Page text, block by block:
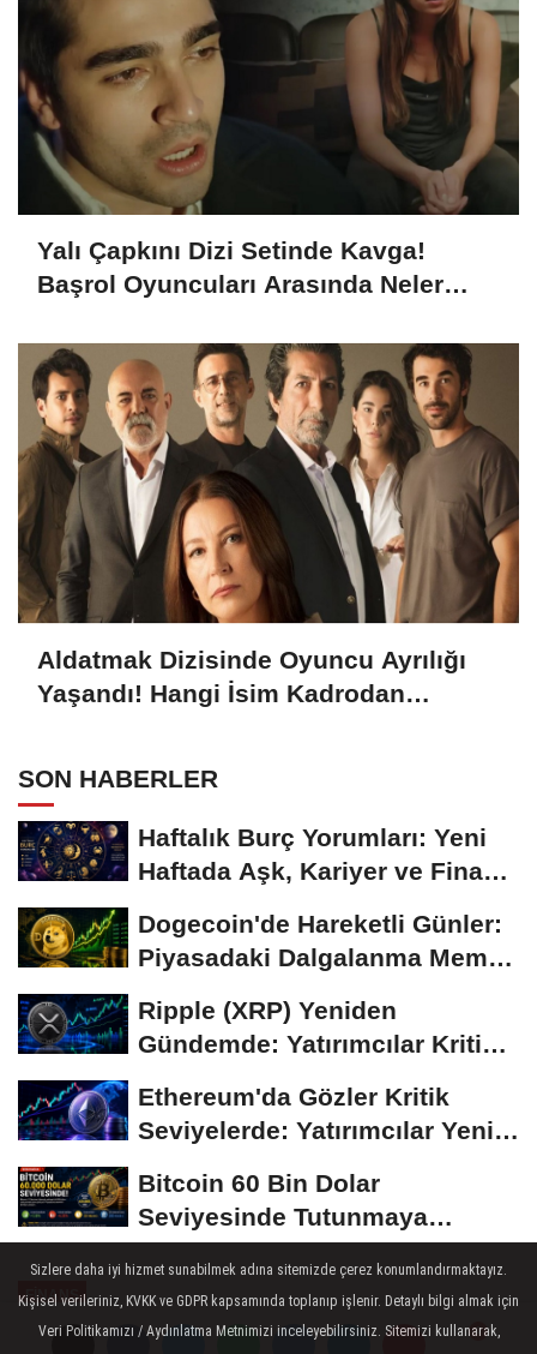
Yalı Çapkını Dizi Setinde Kavga!
Başrol Oyuncuları Arasında Neler
Aldatmak Dizisinde Oyuncu Ayrılığı
Yaşandı! Hangi İsim Kadrodan
SON HABERLER
Haftalık Burç Yorumları: Yeni
Haftada Aşk, Kariyer ve Finans
Dogecoin'de Hareketli Günler:
Piyasadaki Dalgalanma Meme
Ripple (XRP) Yeniden
Gündemde: Yatırımcılar Kritik
Ethereum'da Gözler Kritik
Seviyelerde: Yatırımcılar Yeni
Bitcoin 60 Bin Dolar
Seviyesinde Tutunmaya
Çalışıyor: Piyasalarda...
FINANS
Yayınlanma: 26 Nisan 2023 - 18:34
Sizlere daha iyi hizmet sunabilmek adına sitemizde çerez konumlandırmaktayız.
Kişisel verileriniz, KVKK ve GDPR kapsamında toplanıp işlenir. Detaylı bilgi almak için
Veri Politikamızı / Aydınlatma Metnimizi inceleyebilirsiniz. Sitemizi kullanarak,